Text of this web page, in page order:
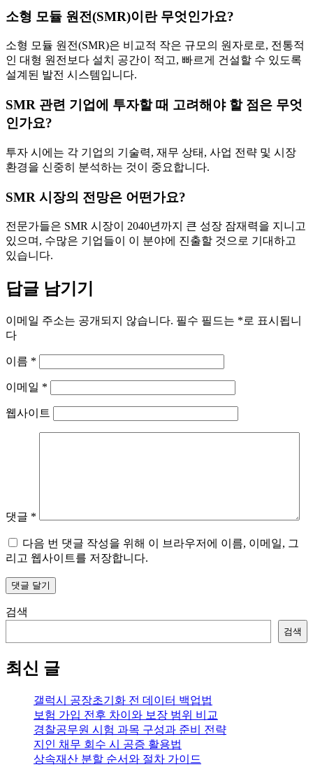
소형 모듈 원전(SMR)이란 무엇인가요?
소형 모듈 원전(SMR)은 비교적 작은 규모의 원자로로, 전통적
인 대형 원전보다 설치 공간이 적고, 빠르게 건설할 수 있도록
설계된 발전 시스템입니다.
SMR 관련 기업에 투자할 때 고려해야 할 점은 무엇
인가요?
투자 시에는 각 기업의 기술력, 재무 상태, 사업 전략 및 시장
환경을 신중히 분석하는 것이 중요합니다.
SMR 시장의 전망은 어떤가요?
전문가들은 SMR 시장이 2040년까지 큰 성장 잠재력을 지니고
있으며, 수많은 기업들이 이 분야에 진출할 것으로 기대하고
있습니다.
답글 남기기
이메일 주소는 공개되지 않습니다. 필수 필드는 *로 표시됩니
다
이름 *
이메일 *
웹사이트
댓글 *
다음 번 댓글 작성을 위해 이 브라우저에 이름, 이메일, 그
리고 웹사이트를 저장합니다.
검색
검색
최신 글
갤럭시 공장초기화 전 데이터 백업법
보험 가입 전후 차이와 보장 범위 비교
경찰공무원 시험 과목 구성과 준비 전략
지인 채무 회수 시 공증 활용법
상속재산 분할 순서와 절차 가이드